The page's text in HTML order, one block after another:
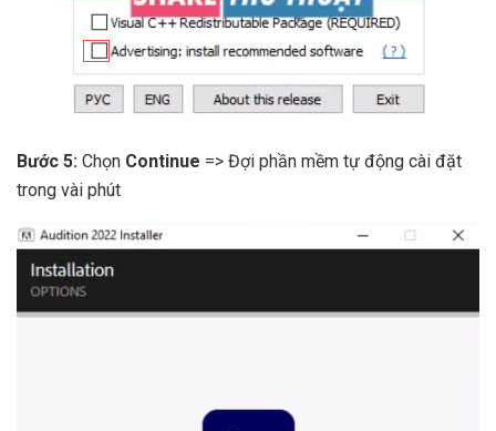
Bước 5: Chọn Continue => Đợi phần mềm tự động cài đặt
trong vài phút